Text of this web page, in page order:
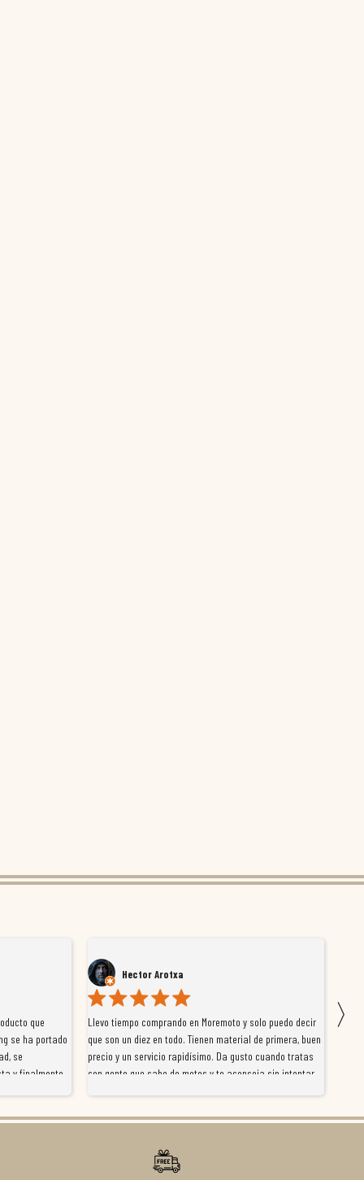
que
se ha portado
se
y finalmente
de
Hector Arotxa
Llevo tiempo comprando en Moremoto y solo puedo decir
que son un diez en todo. Tienen material de primera, buen
precio y un servicio rapidísimo. Da gusto cuando tratas
con gente que sabe de motos y te aconseja sin intentar
el cliente y que disfrutan lo que hacen. Si te gusta la
sitio. Calidad, rapidez y buen rollo. ??️
años
〉